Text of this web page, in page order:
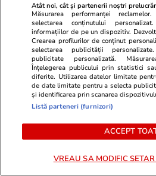
între 1.000 și 3.000 de lei
Atât noi, cât și partenerii noștri
Măsurarea performanței
selectarea conținutului
informațiilor de pe un dispozitiv.
Crearea profilurilor de conținut
selectarea publicității
publicitate personalizată.
Înțelegerea publicului prin statistici
diferite. Utilizarea datelor limitate
de date limitate pentru a selecta
și identificarea prin scanarea
Listă parteneri (furnizori)
ACCEPT
VREAU SA MODIFIC